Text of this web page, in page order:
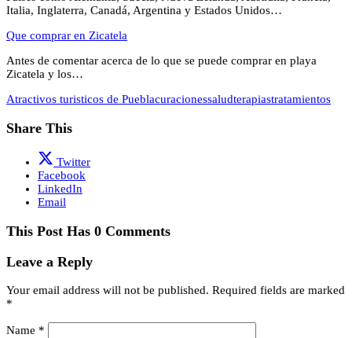
Italia, Inglaterra, Canadá, Argentina y Estados Unidos…
Que comprar en Zicatela
Antes de comentar acerca de lo que se puede comprar en playa
Zicatela y los…
Atractivos turisticos de Pueblacuracionessaludterapiastratamientos
Share This
Twitter
Facebook
LinkedIn
Email
This Post Has 0 Comments
Leave a Reply
Your email address will not be published. Required fields are marked
*
Name *